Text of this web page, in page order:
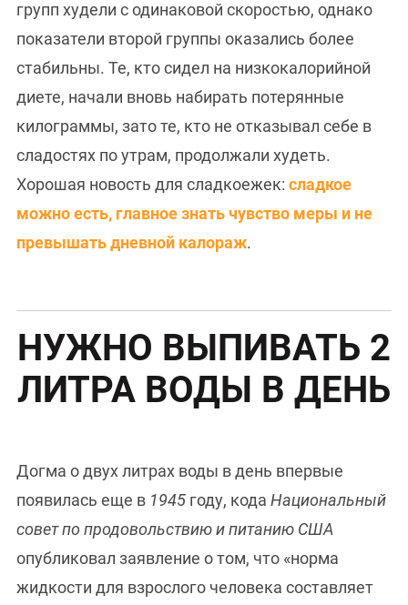
групп худели с одинаковой скоростью, однако
показатели второй группы оказались более
стабильны. Те, кто сидел на низкокалорийной
диете, начали вновь набирать потерянные
килограммы, зато те, кто не отказывал себе в
сладостях по утрам, продолжали худеть.
Хорошая новость для сладкоежек: сладкое
можно есть, главное знать чувство меры и не
превышать дневной калораж.
НУЖНО ВЫПИВАТЬ 2
ЛИТРА ВОДЫ В ДЕНЬ
Догма о двух литрах воды в день впервые
появилась еще в 1945 году, кода Национальный
совет по продовольствию и питанию США
опубликовал заявление о том, что «норма
жидкости для взрослого человека составляет